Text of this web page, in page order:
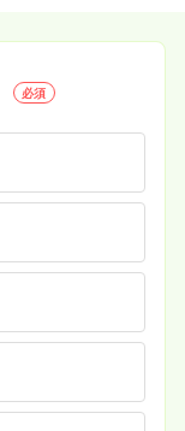
必須